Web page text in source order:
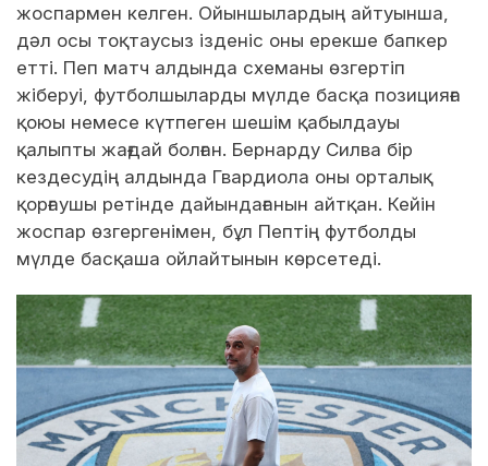
жоспармен келген. Ойыншылардың айтуынша,
дәл осы тоқтаусыз ізденіс оны ерекше бапкер
етті. Пеп матч алдында схеманы өзгертіп
жіберуі, футболшыларды мүлде басқа позицияға
қоюы немесе күтпеген шешім қабылдауы
қалыпты жағдай болған. Бернарду Силва бір
кездесудің алдында Гвардиола оны орталық
қорғаушы ретінде дайындағанын айтқан. Кейін
жоспар өзгергенімен, бұл Пептің футболды
мүлде басқаша ойлайтынын көрсетеді.